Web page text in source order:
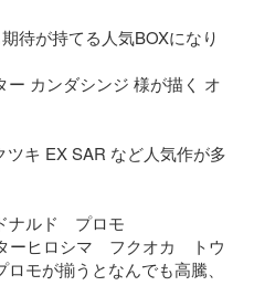
待が持てる人気BOXになり
カンダシンジ 様が描く オ
キ EX SAR など人気作が多
ナルド　プロモ
ーヒロシマ　フクオカ　トウ
モが揃うとなんでも高騰、